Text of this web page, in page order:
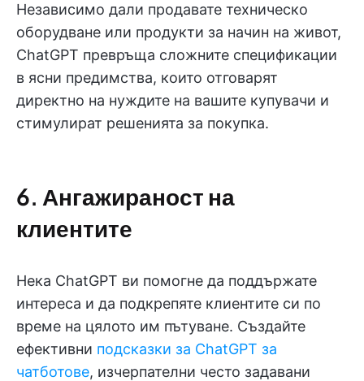
Независимо дали продавате техническо
оборудване или продукти за начин на живот,
ChatGPT превръща сложните спецификации
в ясни предимства, които отговарят
директно на нуждите на вашите купувачи и
стимулират решенията за покупка.
6. Ангажираност на
клиентите
Нека ChatGPT ви помогне да поддържате
интереса и да подкрепяте клиентите си по
време на цялото им пътуване. Създайте
ефективни подсказки за ChatGPT за
чатботове, изчерпателни често задавани